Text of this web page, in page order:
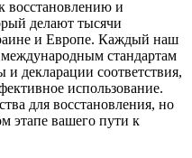
и
делают тысячи
и Европе. Каждый наш
международным стандартам
и декларации соответствия,
использование.
для восстановления, но
этапе вашего пути к